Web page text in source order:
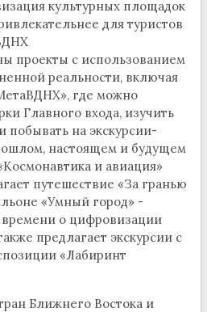
проекты с использованием
реальности, включая
где можно
Главного входа, изучить
побывать на экскурсии-
настоящем и будущем
и авиация»
путешествие «За гранью
«Умный город» -
времени о цифровизации
предлагает экскурсии с
«Лабиринт
Ближнего Востока и